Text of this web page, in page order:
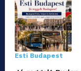
Esti Budapest